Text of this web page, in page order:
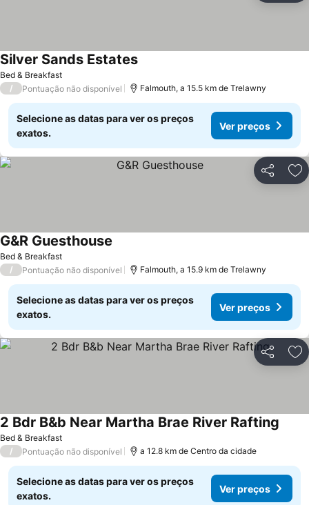
Bed & Breakfast
Silver Sands Estates
/ Pontuação não disponível Falmouth, a 15.5 km de Trelawny
Selecione as datas para ver os preços
exatos.
Ver preços
Partilhar
Bed & Breakfast
G&R Guesthouse
/ Pontuação não disponível Falmouth, a 15.9 km de Trelawny
Selecione as datas para ver os preços
exatos.
Ver preços
Partilhar
Bed & Breakfast
2 Bdr B&b Near Martha Brae River Rafting
/ Pontuação não disponível a 12.8 km de Centro da cidade
Selecione as datas para ver os preços
exatos.
Ver preços